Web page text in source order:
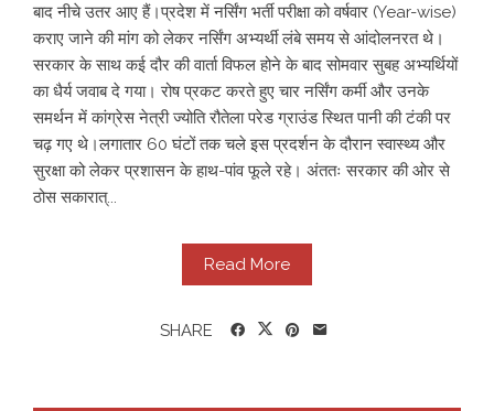
बाद नीचे उतर आए हैं। ​ ​प्रदेश में नर्सिंग भर्ती परीक्षा को वर्षवार (Year-wise)
कराए जाने की मांग को लेकर नर्सिंग अभ्यर्थी लंबे समय से आंदोलनरत थे।
सरकार के साथ कई दौर की वार्ता विफल होने के बाद सोमवार सुबह अभ्यर्थियों
का धैर्य जवाब दे गया। रोष प्रकट करते हुए चार नर्सिंग कर्मी और उनके
समर्थन में कांग्रेस नेत्री ज्योति रौतेला परेड ग्राउंड स्थित पानी की टंकी पर
चढ़ गए थे। ​ ​लगातार 60 घंटों तक चले इस प्रदर्शन के दौरान स्वास्थ्य और
सुरक्षा को लेकर प्रशासन के हाथ-पांव फूले रहे। अंततः सरकार की ओर से
ठोस सकारात्...
Read More
SHARE